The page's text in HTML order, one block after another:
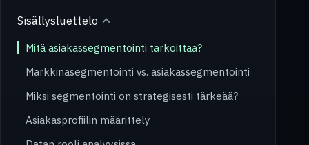
Sisällysluettelo
Mitä asiakassegmentointi tarkoittaa?
Markkinasegmentointi vs. asiakassegmentointi
Miksi segmentointi on strategisesti tärkeää?
Asiakasprofiilin määrittely